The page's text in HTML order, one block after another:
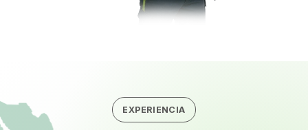
EXPERIENCIA